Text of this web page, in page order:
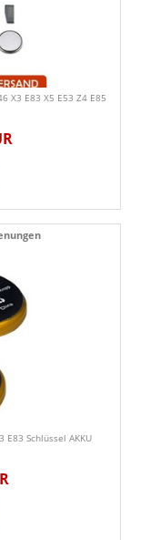
X3 E83 X5 E53 Z4 E85
E83 Schlüssel AKKU